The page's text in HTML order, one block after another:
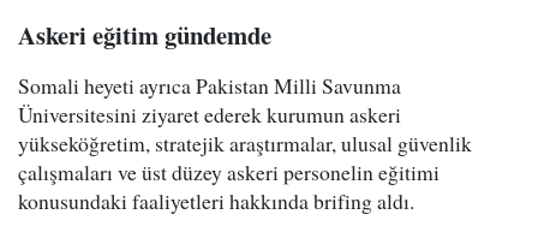
Askeri eğitim gündemde
Somali heyeti ayrıca Pakistan Milli Savunma
Üniversitesini ziyaret ederek kurumun askeri
yükseköğretim, stratejik araştırmalar, ulusal güvenlik
çalışmaları ve üst düzey askeri personelin eğitimi
konusundaki faaliyetleri hakkında brifing aldı.